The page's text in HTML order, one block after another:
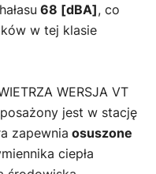
68 [dBA], co
w tej klasie
WERSJA VT
jest w stację
zapewnia osuszone
ciepła